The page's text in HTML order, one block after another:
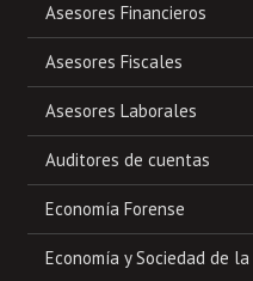
Asesores Financieros
Asesores Fiscales
Asesores Laborales
Auditores de cuentas
Economía Forense
Economía y Sociedad de